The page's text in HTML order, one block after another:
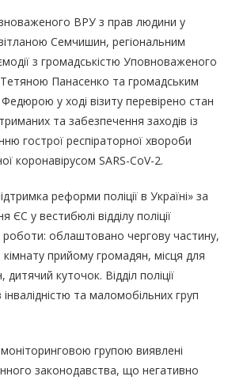
ВРУ з прав людини у
Семчишин, регіональним
з громадськістю Уповноваженого
Тетяною Панасенко та громадським
у ході візиту перевірено стан
та забезпечення заходів із
гострої респіраторної хвороби
коронавірусом SARS-CoV-2.
реформи поліції в Україні» за
ЄС у вестибюлі відділу поліції
облаштовано чергову частину,
прийому громадян, місця для
куточок. Відділ поліції
та маломобільних груп
групою виявлені
законодавства, що негативно